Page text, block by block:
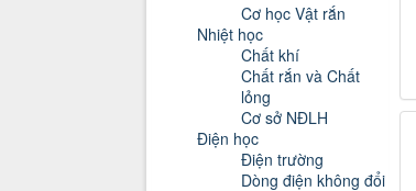
Cơ học Vật rắn
Nhiệt học
Chất khí
Chất rắn và Chất
lỏng
Cơ sở NĐLH
Điện học
Điện trường
Dòng điện không đổi